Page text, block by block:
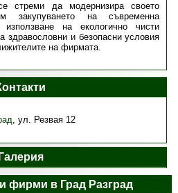
стреми да модернизира своето
закупуването на съвременна
използване на екологично чисти
здравословни и безопасни условия
на фирмата.
,ул. Резвая 12
Галерия
фирми в Град Разград